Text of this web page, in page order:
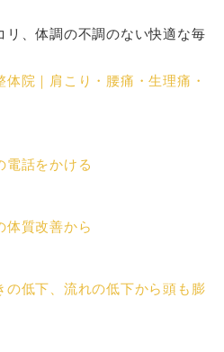
リ、体調の不調のない快適な毎
院｜肩こり・腰痛・生理痛・
電話をかける
体質改善から
の低下、流れの低下から頭も膨